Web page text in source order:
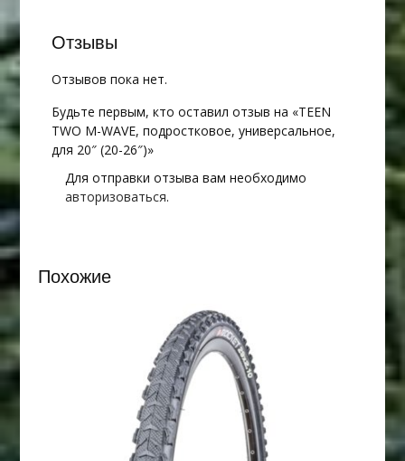
26")Отзывы
Отзывов пока нет.
Будьте первым, кто оставил отзыв на «TEEN
TWO M-WAVE, подростковое, универсальное,
для 20″ (20-26″)»
Для отправки отзыва вам необходимо
авторизоваться.
Похожие